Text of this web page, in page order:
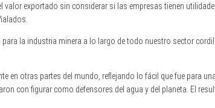
exportado sin considerar si las empresas tienen
la industria minera a lo largo de todo nuestro sector
en otras partes del mundo, reflejando lo fácil que fue para
con figurar como defensores del agua y del planeta. El